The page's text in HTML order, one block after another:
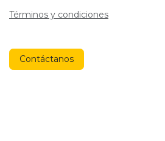
Términos y condiciones
Contáctanos